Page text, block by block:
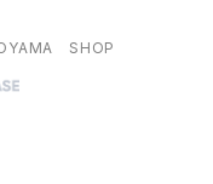
SHOP